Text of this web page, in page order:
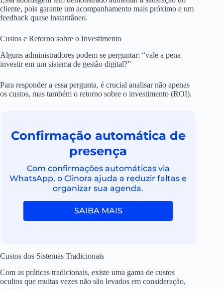
cliente, pois garante um acompanhamento mais próximo e um
feedback quase instantâneo.
Custos e Retorno sobre o Investimento
Alguns administradores podem se perguntar: “vale a pena
investir em um sistema de gestão digital?”
Para responder a essa pergunta, é crucial analisar não apenas
os custos, mas também o retorno sobre o investimento (ROI).
Confirmação automática de
presença
Com confirmações automáticas via
WhatsApp, o Clinora ajuda a reduzir faltas e
organizar sua agenda.
SAIBA MAIS
Custos dos Sistemas Tradicionais
Com as práticas tradicionais, existe uma gama de custos
ocultos que muitas vezes não são levados em consideração,